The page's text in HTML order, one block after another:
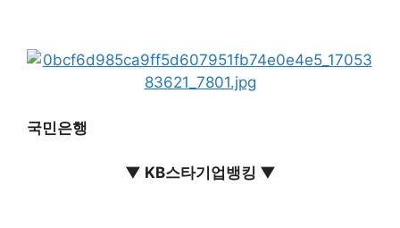
국민은행
▼ KB스타기업뱅킹 ▼